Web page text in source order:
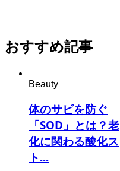
おすすめ記事
Beauty
体のサビを防ぐ
「SOD」とは？老
化に関わる酸化ス
ト...